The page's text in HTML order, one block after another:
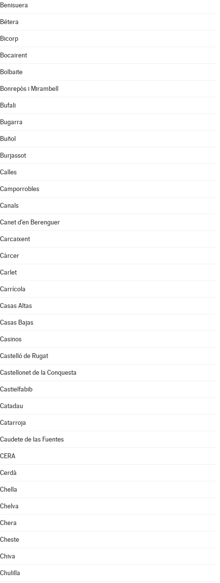
Benisuera
Bétera
Bicorp
Bocairent
Bolbaite
Bonrepòs i Mirambell
Bufali
Bugarra
Buñol
Burjassot
Calles
Camporrobles
Canals
Canet d'en Berenguer
Carcaixent
Càrcer
Carlet
Carrícola
Casas Altas
Casas Bajas
Casinos
Castelló de Rugat
Castellonet de la Conquesta
Castielfabib
Catadau
Catarroja
Caudete de las Fuentes
CERA
Cerdà
Chella
Chelva
Chera
Cheste
Chiva
Chulilla